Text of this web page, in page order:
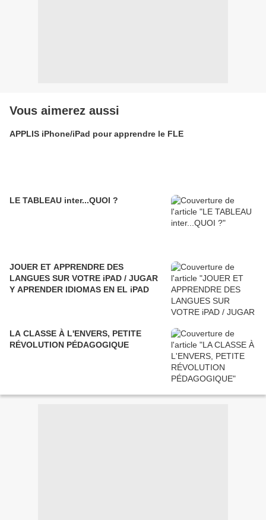
Vous aimerez aussi
APPLIS iPhone/iPad pour apprendre le FLE
LE TABLEAU inter...QUOI ?
JOUER ET APPRENDRE DES
LANGUES SUR VOTRE iPAD / JUGAR
Y APRENDER IDIOMAS EN EL iPAD
LA CLASSE À L'ENVERS, PETITE
RÉVOLUTION PÉDAGOGIQUE